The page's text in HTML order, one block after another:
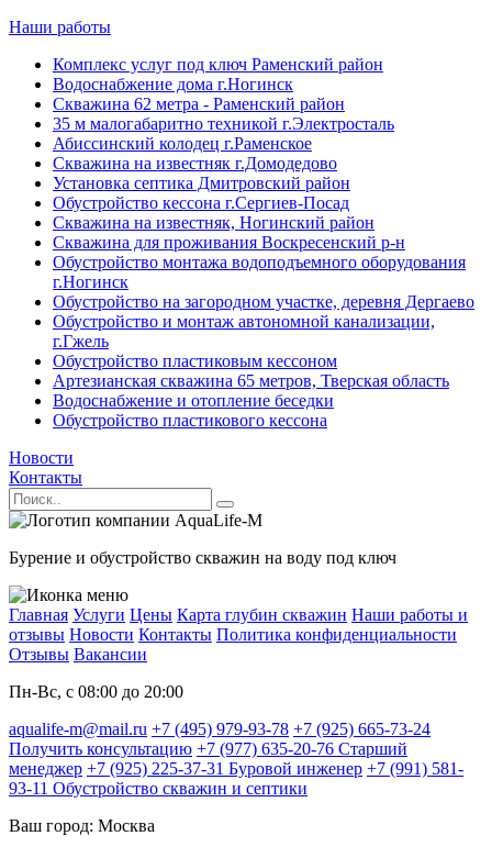
Наши работы
Комплекс услуг под ключ Раменский район
Водоснабжение дома г.Ногинск
Скважина 62 метра - Раменский район
35 м малогабаритно техникой г.Электросталь
Абиссинский колодец г.Раменское
Скважина на известняк г.Домодедово
Установка септика Дмитровский район
Обустройство кессона г.Сергиев-Посад
Скважина на известняк, Ногинский район
Скважина для проживания Воскресенский р-н
Обустройство монтажа водоподъемного оборудования
г.Ногинск
Обустройство на загородном участке, деревня Дергаево
Обустройство и монтаж автономной канализации,
г.Гжель
Обустройство пластиковым кессоном
Артезианская скважина 65 метров, Тверская область
Водоснабжение и отопление беседки
Обустройство пластикового кессона
Новости
Контакты
Бурение и обустройство скважин на воду под ключ
Главная Услуги Цены Карта глубин скважин Наши работы и
отзывы Новости Контакты Политика конфиденциальности
Отзывы Вакансии
Пн-Вс, с 08:00 до 20:00
aqualife-m@mail.ru +7 (495) 979-93-78 +7 (925) 665-73-24
Получить консультацию +7 (977) 635-20-76 Старший
менеджер +7 (925) 225-37-31 Буровой инженер +7 (991) 581-
93-11 Обустройство скважин и септики
Ваш город: Москва